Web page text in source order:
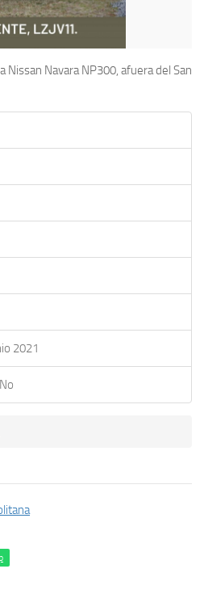
Nissan Navara NP300, afuera del San
2021
No